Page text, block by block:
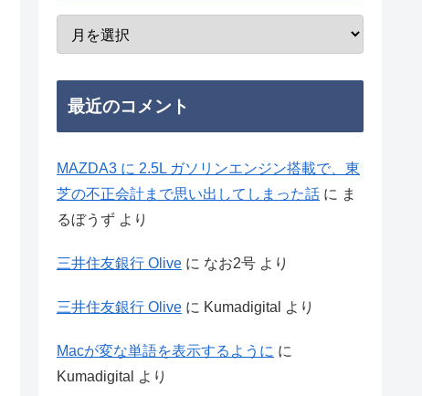
最近のコメント
MAZDA3 に 2.5L ガソリンエンジン搭載で、東
芝の不正会計まで思い出してしまった話 に ま
るぼうず より
三井住友銀行 Olive に なお2号 より
三井住友銀行 Olive に Kumadigital より
Macが変な単語を表示するように に
Kumadigital
より